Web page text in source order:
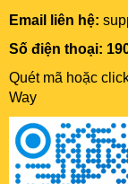
Email liên hệ:
Số điện thoại:
Quét mã hoặc
Way